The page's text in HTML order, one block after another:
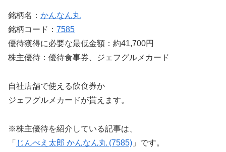
銘柄名： かんなん丸
銘柄コード： 7585
優待獲得に必要な最低金額：約41,700円
株主優待：優待食事券、ジェフグルメカード
自社店舗で使える飲食券か
ジェフグルメカードが貰えます。
※株主優待を紹介している記事は、
「 じんべえ太郎 かんなん丸 (7585) 」です。